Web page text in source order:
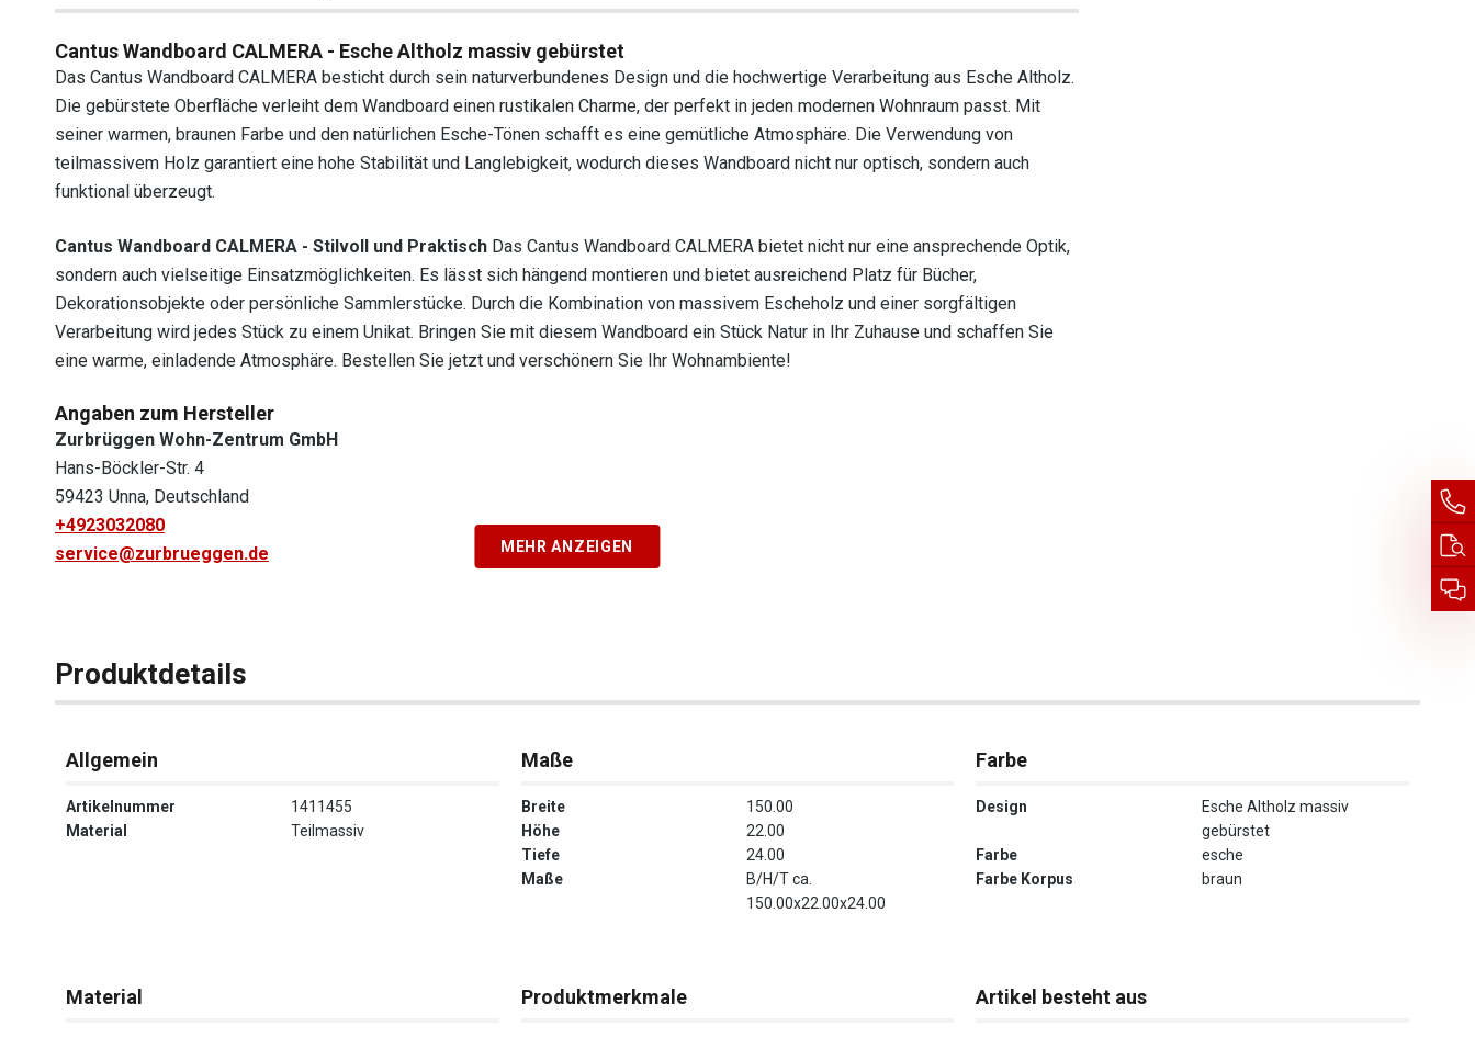
Cantus Wandboard CALMERA - Esche Altholz massiv gebürstet
Das Cantus Wandboard CALMERA besticht durch sein naturverbundenes Design und die hochwertige Verarbeitung aus Esche Altholz.
Die gebürstete Oberfläche verleiht dem Wandboard einen rustikalen Charme, der perfekt in jeden modernen Wohnraum passt. Mit
seiner warmen, braunen Farbe und den natürlichen Esche-Tönen schafft es eine gemütliche Atmosphäre. Die Verwendung von
teilmassivem Holz garantiert eine hohe Stabilität und Langlebigkeit, wodurch dieses Wandboard nicht nur optisch, sondern auch
funktional überzeugt.
Cantus Wandboard CALMERA - Stilvoll und Praktisch Das Cantus Wandboard CALMERA bietet nicht nur eine ansprechende Optik,
sondern auch vielseitige Einsatzmöglichkeiten. Es lässt sich hängend montieren und bietet ausreichend Platz für Bücher,
Dekorationsobjekte oder persönliche Sammlerstücke. Durch die Kombination von massivem Escheholz und einer sorgfältigen
Verarbeitung wird jedes Stück zu einem Unikat. Bringen Sie mit diesem Wandboard ein Stück Natur in Ihr Zuhause und schaffen Sie
eine warme, einladende Atmosphäre. Bestellen Sie jetzt und verschönern Sie Ihr Wohnambiente!
Angaben zum Hersteller
Zurbrüggen Wohn-Zentrum GmbH
Hans-Böckler-Str. 4
59423 Unna, Deutschland
+4923032080
service@zurbrueggen.de
MEHR ANZEIGEN
Produktdetails
Allgemein
Artikelnummer
1411455
Material
Teilmassiv
Maße
Breite
150.00
Höhe
22.00
Tiefe
24.00
Maße
B/H/T ca.
150.00x22.00x24.00
Farbe
Design
Esche Altholz massiv
gebürstet
Farbe
esche
Farbe Korpus
braun
Material Produktmerkmale Artikel besteht aus